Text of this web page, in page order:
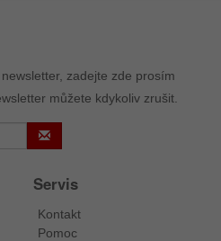
zadejte zde prosím
můžete kdykoliv zrušit.
Servis
Kontakt
Pomoc